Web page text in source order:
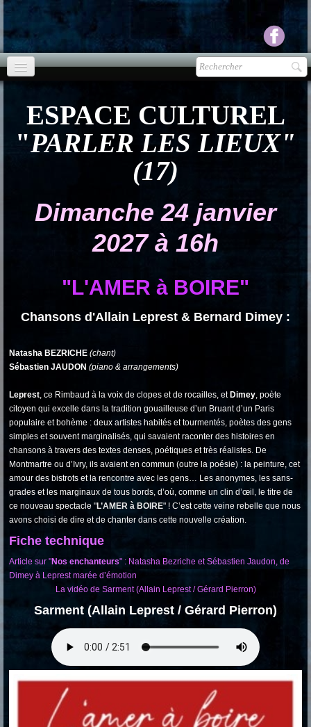
agenda
Presse▼
vente CD
Contact & liens
ESPACE CULTUREL
"PARLER LES LIEUX"
(17)
Dimanche24 janvier
2027 à 16h
"L'AMER à BOIRE"
Chansons d'Allain Leprest & Bernard Dimey :
Natasha BEZRICHE (chant)
Sébastien JAUDON (piano & arrangements)
Leprest, ce Rimbaud à la voix de clopes et de rocailles, et Dimey, poète
citoyen qui excelle dans la tradition gouailleuse d’un Bruant d’un Paris
populaire et bohème : deux artistes habités et tourmentés, poètes des gens
simples et souvent marginalisés, qui savaient raconter des histoires en
chansons à travers des textes denses, poétiques et très réalistes. De
Montmartre ou d’Ivry, ils avaient en commun (outre la poésie) : la peinture, cet
amour des bistrots et la rencontre avec les gens… Les anonymes, les sans-
grades et les marginaux de tous bords, d’où, comme un clin d’œil, le titre de
ce nouveau spectacle "L’AMER à BOIRE" ! C’est cette veine rebelle que nous
avons choisi de dire et de chanter dans cette nouvelle création.
Fiche technique
Article sur "Nos enchanteurs" : Natasha Bezriche et Sébastien Jaudon, de
Dimey à Leprest marée d’émotion
La vidéo de Sarment (Allain Leprest / Gérard Pierron)
Sarment (Allain Leprest / Gérard Pierron)